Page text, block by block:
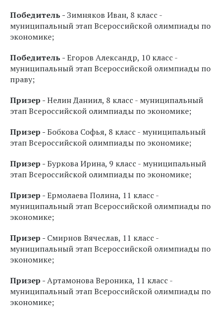
Победитель -Зимняков Иван, 8 класс -
муниципальный этап Всероссийской олимпиады по
экономике;
Победитель -Егоров Александр, 10 класс -
муниципальный этап Всероссийской олимпиады по
праву;
Призер -Нелин Даниил, 8 класс - муниципальный
этап Всероссийской олимпиады по экономике;
Призер -Бобкова Софья, 8 класс - муниципальный
этап Всероссийской олимпиады по экономике;
Призер -Буркова Ирина, 9 класс - муниципальный
этап Всероссийской олимпиады по экономике;
Призер -Ермолаева Полина, 11 класс -
муниципальный этап Всероссийской олимпиады по
экономике;
Призер - Смирнов Вячеслав, 11 класс -
муниципальный этап Всероссийской олимпиады по
экономике;
Призер -Артамонова Вероника, 11 класс -
муниципальный этап Всероссийской олимпиады по
экономике;